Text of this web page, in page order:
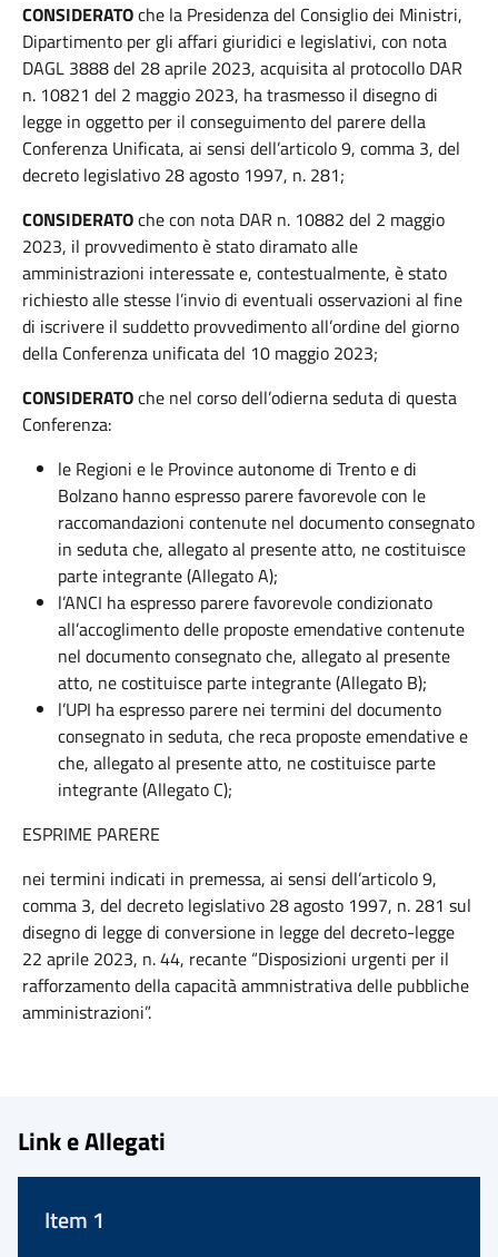
CONSIDERATOche la Presidenza del Consiglio dei Ministri,
Dipartimento per gli affari giuridici e legislativi, con nota
DAGL 3888 del 28 aprile 2023, acquisita al protocollo DAR
n. 10821 del 2 maggio 2023, ha trasmesso il disegno di
legge in oggetto per il conseguimento del parere della
Conferenza Unificata, ai sensi dell’articolo 9, comma 3, del
decreto legislativo 28 agosto 1997, n. 281;
CONSIDERATOche con nota DAR n. 10882 del 2 maggio
2023, il provvedimento è stato diramato alle
amministrazioni interessate e, contestualmente, è stato
richiesto alle stesse l’invio di eventuali osservazioni al fine
di iscrivere il suddetto provvedimento all’ordine del giorno
della Conferenza unificata del 10 maggio 2023;
CONSIDERATOche nel corso dell’odierna seduta di questa
Conferenza:
le Regioni e le Province autonome di Trento e di
Bolzano hanno espresso parere favorevole con le
raccomandazioni contenute nel documento consegnato
in seduta che, allegato al presente atto, ne costituisce
parte integrante (Allegato A);
l’ANCI ha espresso parere favorevole condizionato
all’accoglimento delle proposte emendative contenute
nel documento consegnato che, allegato al presente
atto, ne costituisce parte integrante (Allegato B);
l’UPI ha espresso parere nei termini del documento
consegnato in seduta, che reca proposte emendative e
che, allegato al presente atto, ne costituisce parte
integrante (Allegato C);
ESPRIME PARERE
nei termini indicati in premessa, ai sensi dell’articolo 9,
comma 3, del decreto legislativo 28 agosto 1997, n. 281 sul
disegno di legge di conversione in legge del decreto-legge
22 aprile 2023, n. 44, recante “Disposizioni urgenti per il
rafforzamento della capacità ammnistrativa delle pubbliche
amministrazioni”.
Link e Allegati
Item 1